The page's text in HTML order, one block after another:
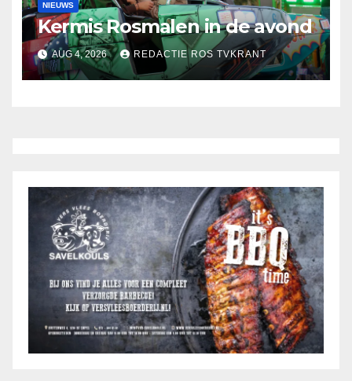
NIEUWS
Kermis Rosmalen in de avond
AUG 4, 2026 REDACTIE ROS TVKRANT